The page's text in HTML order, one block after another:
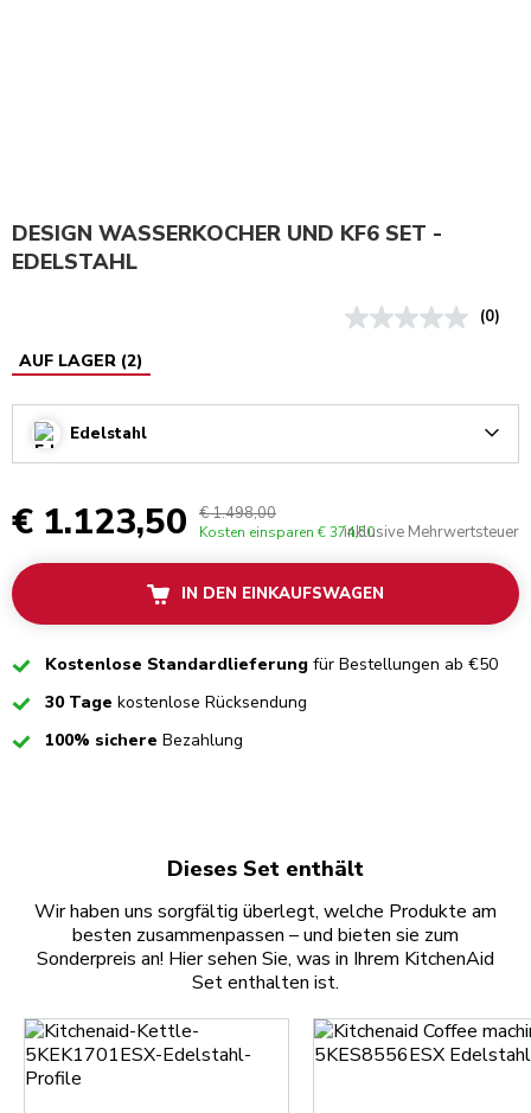
DESIGN WASSERKOCHER UND KF6 SET -
EDELSTAHL
(0)
AUF LAGER (2)
Edelstahl
€ 1.123,50 € 1.498,00
Kosten einsparen € 374,50inklusive Mehrwertsteuer
IN DEN EINKAUFSWAGEN
CheckedKostenlose Standardlieferung für Bestellungen ab €50
Checked30 Tage kostenlose Rücksendung
Checked100% sichere Bezahlung
Dieses Set enthält
Wir haben uns sorgfältig überlegt, welche Produkte am
besten zusammenpassen – und bieten sie zum
Sonderpreis an! Hier sehen Sie, was in Ihrem KitchenAid
Set enthalten ist.